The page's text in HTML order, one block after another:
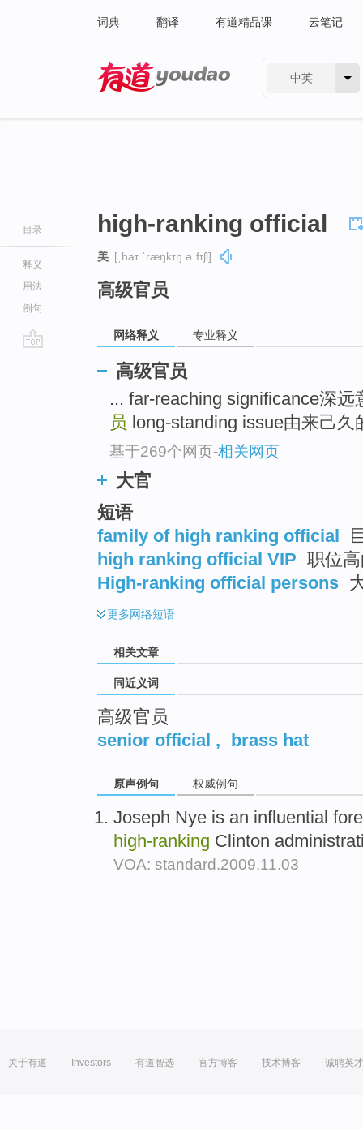
词典 翻译 有道精品课 云笔记
中英
目录
释义
用法
例句
high-ranking official
美 [ˌhaɪ ˈræŋkɪŋ əˈfɪʃl]
高级官员
网络释义 专业释义
高级官员
... far-reaching significance深
员 long-standing issue由来己久
基于269个网页-相关网页
大官
短语
family of high ranking official
high ranking official VIP 职位
High-ranking official persons
更多网络短语
相关文章
同近义词
高级官员
senior official , brass hat
原声例句 权威例句
Joseph Nye is an influential
high-ranking Clinton
VOA: standard.2009.11.03
关于有道 Investors 有道智选 官方博客 技术博客 诚聘英才